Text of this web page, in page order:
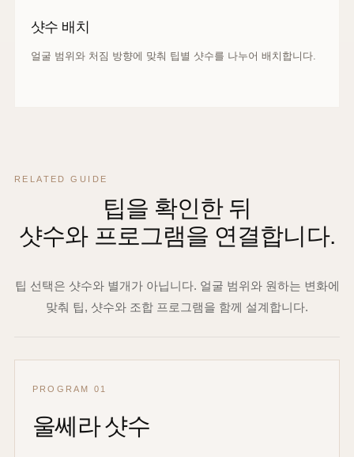
샷수 배치
얼굴 범위와 처짐 방향에 맞춰 팁별 샷수를 나누어 배치합니다.
RELATED GUIDE
팁을 확인한 뒤
샷수와 프로그램을 연결합니다.
팁 선택은 샷수와 별개가 아닙니다. 얼굴 범위와 원하는 변화에
맞춰 팁, 샷수와 조합 프로그램을 함께 설계합니다.
PROGRAM 01
울쎄라 샷수